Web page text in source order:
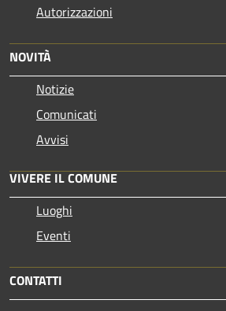
Autorizzazioni
NOVITÀ
Notizie
Comunicati
Avvisi
VIVERE IL COMUNE
Luoghi
Eventi
CONTATTI